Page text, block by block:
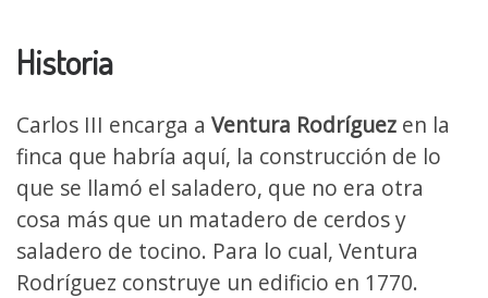
Historia
Carlos III encarga a Ventura Rodríguez en la
finca que habría aquí, la construcción de lo
que se llamó el saladero, que no era otra
cosa más que un matadero de cerdos y
saladero de tocino. Para lo cual, Ventura
Rodríguez construye un edificio en 1770.